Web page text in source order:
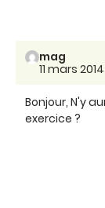
mag
11 mars
Bonjour, N'y
exercice ?